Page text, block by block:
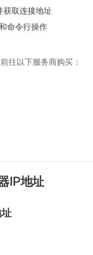
获取连接地址
命令行操作
往以下服务商购买：
IP地址